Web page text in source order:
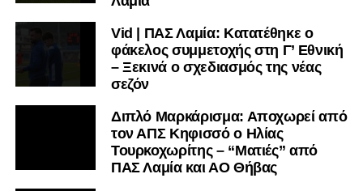
Vid | ΠΑΣ Λαμία: Κατατέθηκε ο
φάκελος συμμετοχής στη Γ’ Εθνική
– Ξεκινά ο σχεδιασμός της νέας
σεζόν
Διπλό Μαρκάρισμα: Αποχωρεί από
τον ΑΠΣ Κηφισσό ο Ηλίας
Τουρκοχωρίτης – “Ματιές” από
ΠΑΣ Λαμία και ΑΟ Θήβας